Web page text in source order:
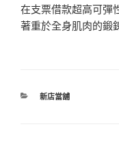
在支票借款超高可彈
著重於全身肌肉的鍛
分
新店當舖